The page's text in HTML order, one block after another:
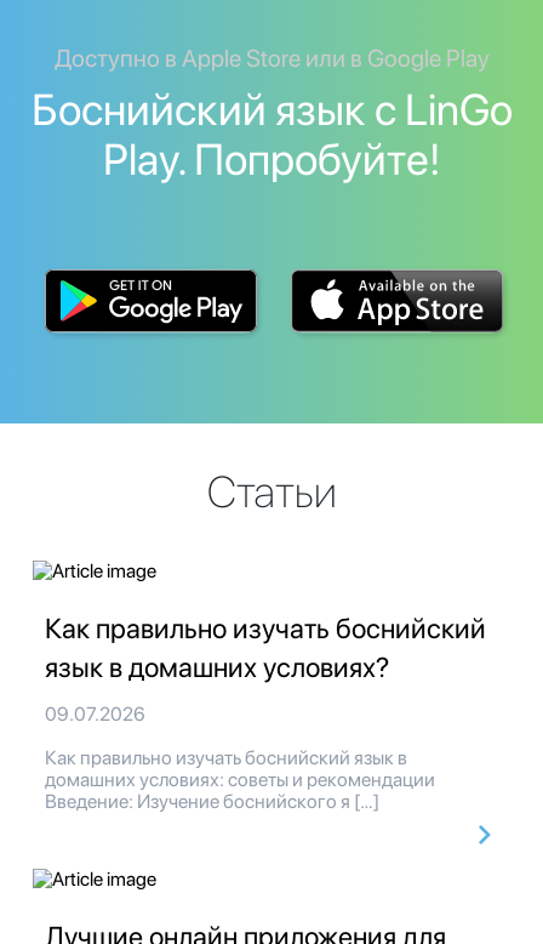
Доступно в Apple Store или в Google Play
Боснийский язык с LinGo
Play. Попробуйте!
Статьи
Как правильно изучать боснийский
язык в домашних условиях?
09.07.2026
Как правильно изучать боснийский язык в
домашних условиях: советы и рекомендации
Введение: Изучение боснийского я […]